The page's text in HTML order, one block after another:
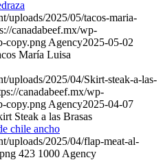
uploads/2025/05/tacos-maria-
canadabeef.mx/wp-
copy.png Agency2025-05-02
María Luisa
uploads/2025/04/Skirt-steak-a-las-
canadabeef.mx/wp-
copy.png Agency2025-04-07
Steak a las Brasas
uploads/2025/04/flap-meat-al-
423 1000 Agency